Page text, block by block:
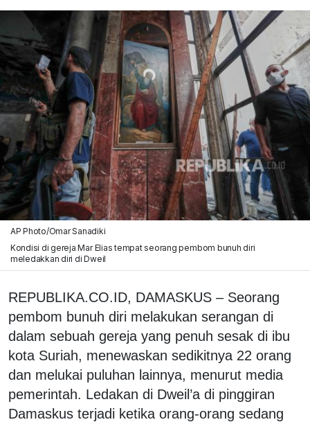
AP Photo/Omar Sanadiki
Kondisi di gereja Mar Elias tempat seorang pembom bunuh diri
meledakkan diri di Dweil
REPUBLIKA.CO.ID, DAMASKUS – Seorang
pembom bunuh diri melakukan serangan di
dalam sebuah gereja yang penuh sesak di ibu
kota Suriah, menewaskan sedikitnya 22 orang
dan melukai puluhan lainnya, menurut media
pemerintah. Ledakan di Dweil’a di pinggiran
Damaskus terjadi ketika orang-orang sedang